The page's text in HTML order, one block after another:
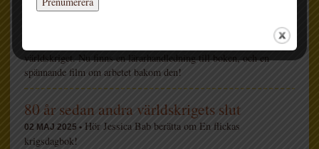
Berättelsen bakom En flickas krigsdagbok
I våras utkom En flickas krigsdagbok, en
unik berättelse om hur det var att vara barn i Sverige under andra
världskriget. Nu finns en lärarhandledning till boken, och en
spännande film om arbetet bakom den!
80 år sedan andra världskrigets slut
02 MAJ 2025 • Hör Jessica Bab berätta om En flickas
krigsdagbok!